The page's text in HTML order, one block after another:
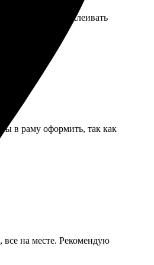
пришлось подклеивать
в раму оформить, так как
все на месте. Рекомендую